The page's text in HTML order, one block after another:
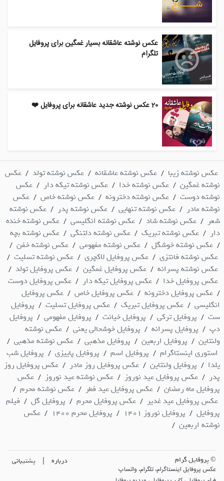
عکس نوشته عاشقانه بسیار غمگین برای پروفایل
تلگرام
20 عکس نوشته جدید عاشقانه برای پروفایل ❤️
عکس نوشته زیبا / عکس نوشته عاشقانه / عکس نوشته تولد / عکس
نوشته غمگین / عکس نوشته خدا / عکس نوشته تیکه دار / عکس
نوشته دوست / عکس نوشته دخترونه / عکس نوشته خاص / عکس
نوشته مادر / عکس نوشته تنهایی / عکس نوشته پدر / عکس نوشته
شعر / عکس نوشته شاد / عکس نوشته انگلیسی / عکس نوشته خنده
دار / عکس نوشته تبریک / عکس نوشته دلتنگی / عکس نوشته بچه
/ عکس نوشته خوشگل / عکس نوشته مفهومی / عکس نوشته خفن /
عکس نوشته فانتزی / عکس پروفایل لاکچری / عکس نوشته تسلیت /
عکس نوشته پسرانه / عکس پروفایل غمگین / عکس پروفایل تولد /
عکس پروفایل خدا / عکس پروفایل تیکه دار / عکس پروفایل دوست
/ عکس پروفایل دخترونه / عکس پروفایل خاص / عکس پروفایل
انگلیسی / عکس پروفایل تبریک / عکس پروفایل تسلیت / پروفایل
ست / پروفایل ترکی / پروفایل خیانت / پروفایل مفهومی / پروفایل
دپ / پروفایل پسرانه / پروفایل خوشحالی یعنی / عکس نوشته
ولنتاین / پروفایل اربعین / پروفایل مذهبی / عکس نوشته مذهبی /
استوری اینستاگرام / پروفایل اسم / پروفایل پاییزی / پروفایل شب
یلدا / پروفایل ولنتاین / عکس پروفایل روز مادر / عکس پروفایل روز
پدر / عکس پروفایل عید نوروز / عکس نوشته عید نوروز / عکس
پروفایل ماه رمضان / عکس پروفایل عید فطر / عکس نوشته محرم /
عکس پروفایل عید غدیر / عکس پروفایل محرم / پروفایل گل / فیلم
پروفایل / پروفایل نوروز 1401 / پروفایل محرم 1400 / عکس
نوشته اربعین /
© پروفایل گرام درباره | پشتیبانی
عکس پروفایل اینستاگرام، تلگرام، واتساپ